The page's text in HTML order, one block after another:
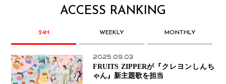
ACCESS RANKING
24H WEEKLY MONTHLY
2025.09.03
FRUITS ZIPPERが『クレヨンしんち
ゃん』新主題歌を担当